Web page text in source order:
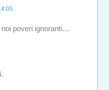
poveri ignoranti…